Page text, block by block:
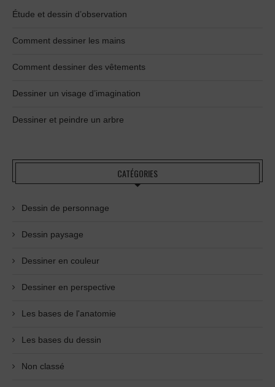
Étude et dessin d’observation
Comment dessiner les mains
Comment dessiner des vêtements
Dessiner un visage d’imagination
Dessiner et peindre un arbre
CATÉGORIES
Dessin de personnage
Dessin paysage
Dessiner en couleur
Dessiner en perspective
Les bases de l'anatomie
Les bases du dessin
Non classé